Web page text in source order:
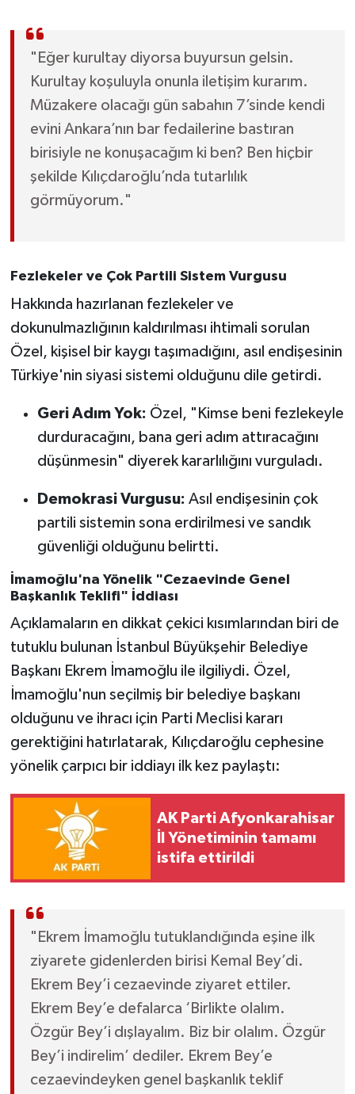
"Eğer kurultay diyorsa buyursun gelsin.
Kurultay koşuluyla onunla iletişim kurarım.
Müzakere olacağı gün sabahın 7’sinde kendi
evini Ankara’nın bar fedailerine bastıran
birisiyle ne konuşacağım ki ben? Ben hiçbir
şekilde Kılıçdaroğlu’nda tutarlılık
görmüyorum."
Fezlekeler ve Çok Partili Sistem Vurgusu
Hakkında hazırlanan fezlekeler ve
dokunulmazlığının kaldırılması ihtimali sorulan
Özel, kişisel bir kaygı taşımadığını, asıl endişesinin
Türkiye'nin siyasi sistemi olduğunu dile getirdi.
Geri Adım Yok: Özel, "Kimse beni fezlekeyle
durduracağını, bana geri adım attıracağını
düşünmesin" diyerek kararlılığını vurguladı.
Demokrasi Vurgusu: Asıl endişesinin çok
partili sistemin sona erdirilmesi ve sandık
güvenliği olduğunu belirtti.
İmamoğlu'na Yönelik "Cezaevinde Genel
Başkanlık Teklifi" İddiası
Açıklamaların en dikkat çekici kısımlarından biri de
tutuklu bulunan İstanbul Büyükşehir Belediye
Başkanı Ekrem İmamoğlu ile ilgiliydi. Özel,
İmamoğlu'nun seçilmiş bir belediye başkanı
olduğunu ve ihracı için Parti Meclisi kararı
gerektiğini hatırlatarak, Kılıçdaroğlu cephesine
yönelik çarpıcı bir iddiayı ilk kez paylaştı:
AK Parti Afyonkarahisar
İl Yönetiminin tamamı
istifa ettirildi
"Ekrem İmamoğlu tutuklandığında eşine ilk
ziyarete gidenlerden birisi Kemal Bey’di.
Ekrem Bey’i cezaevinde ziyaret ettiler.
Ekrem Bey’e defalarca ‘Birlikte olalım.
Özgür Bey’i dışlayalım. Biz bir olalım. Özgür
Bey’i indirelim’ dediler. Ekrem Bey’e
cezaevindeyken genel başkanlık teklif